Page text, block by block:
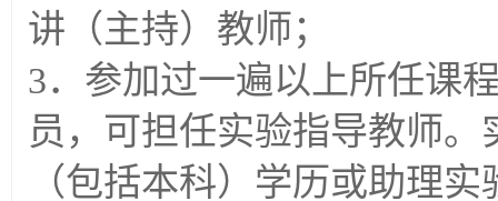
讲（主持）教师；
3．参加过一遍以上所任课
员，可担任实验指导教师
（包括本科）学历或助理